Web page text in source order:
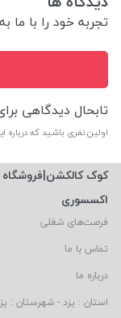
تجربه خود را با ما
تابحال دیدگاهی
اولین نفری باشید که
کوک
اکسسوری
فرصت‌های شغلی
تماس با ما
درباره ما
استان : یزد - شهرستان :